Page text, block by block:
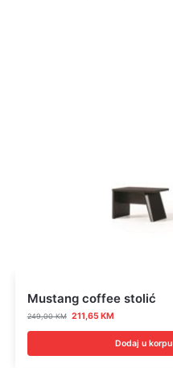
Mustang coffee stolić
249,00KM 211,65KM
Dodaj u korpu